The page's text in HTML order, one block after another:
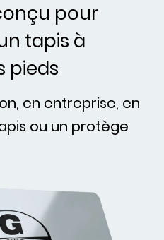
pour
tapis à
pieds
en entreprise, en
ou un protège